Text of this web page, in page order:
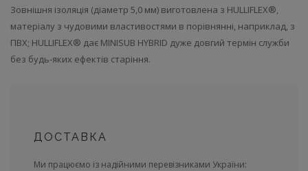
Зовнішня ізоляція (діаметр 5,0 мм) виготовлена ​​з HULLIFLEX®,
матеріалу з чудовими властивостями в порівнянні, наприклад, з
ПВХ; HULLIFLEX® дає MINISUB HYBRID дуже довгий термін служби
без будь-яких ефектів старіння.
ДОСТАВКА
Ми працюємо із надійними перевізниками України: